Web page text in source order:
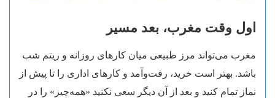
اول وقت مغرب، بعد مسیر
مغرب می‌تواند مرز طبیعی میان کارهای روزانه و ریتم شب
باشد. بهتر است خرید، رفت‌وآمد و کارهای اداری را تا پیش از
نماز تمام کنید و بعد از آن دیگر سعی نکنید «همه‌چیز» را در